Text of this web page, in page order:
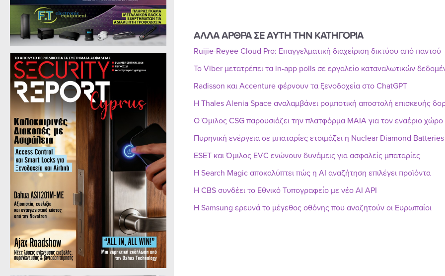
ΑΛΛΑ ΑΡΘΡΑ ΣΕ ΑΥΤΗ ΤΗΝ ΚΑΤΗΓΟΡΙΑ
Ruijie-Reyee Cloud Pro: Επαγγελματική διαχείριση δικτύου από παντού
Το Viber μετατρέπει τα in-app polls σε εργαλείο καταναλωτικών
Radisson και Accenture φέρνουν τα ξενοδοχεία στο ChatGPT
Η Thales Alenia Space αναλαμβάνει ρομποτική αποστολή επισκευής
Ο Όμιλος CSG παρουσιάζει την πλατφόρμα MAIA για τον εναέριο χώρο
Πυρηνική ενέργεια σε μπαταρίες ετοιμάζει η Nuclear Diamond Batteries
ESET και Όμιλος EVC ενώνουν δυνάμεις για ασφαλείς μπαταρίες
Η Search Magic αποκαλύπτει πώς η AI αναζήτηση επιλέγει προϊόντα
Η CBS συνδέει το Εθνικό Τυπογραφείο με νέο AI API
Η Samsung ερευνά το μέγεθος οθόνης που αναζητούν οι Ευρωπαίοι